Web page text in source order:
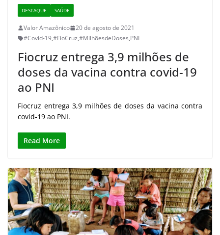
DESTAQUE SAÚDE
Valor Amazônico
20 de agosto de 2021
#Covid-19,#FioCruz,#MilhõesdeDoses,PNI
Fiocruz entrega 3,9 milhões de
doses da vacina contra covid-19
ao PNI
Fiocruz entrega 3,9 milhões de doses da vacina contra
covid-19 ao PNI.
Read More